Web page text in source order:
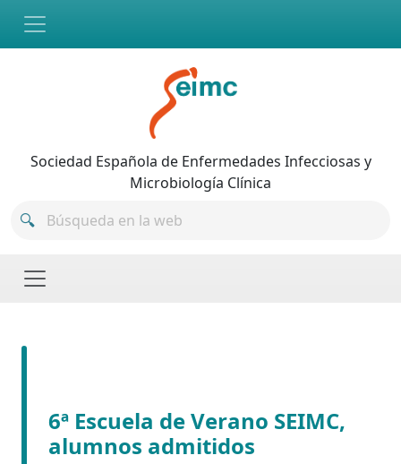
Sociedad Española de Enfermedades Infecciosas y
Microbiología Clínica
6ª Escuela de Verano SEIMC,
alumnos admitidos